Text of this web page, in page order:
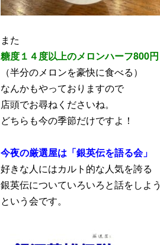
また
糖度１４度以上のメロンハーフ800円
（半分のメロンを豪快に食べる）
なんかもやっておりますので
店頭でお尋ねくださいね。
どちらも今の季節だけですよ！
今夜の厳選屋は「銀英伝を語る会」
好きな人にはカルト的な人気を誇る
銀英伝についていろいろと話をしよう
という会です。